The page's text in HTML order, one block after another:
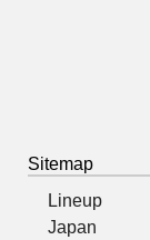
Sitemap
Lineup
Japan